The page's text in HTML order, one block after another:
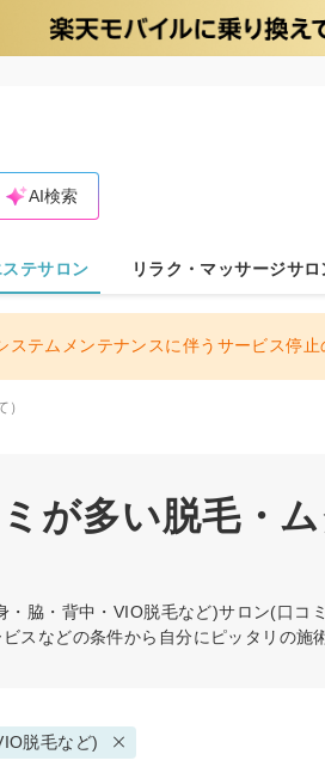
AI検索
ステサロン リラク・マッサージサロ
ステムメンテナンスに伴うサービス停
）
が多い脱毛・
・脇・背中・VIO脱毛など)サロン(口コ
スなどの条件から自分にピッタリの施
脱毛など)